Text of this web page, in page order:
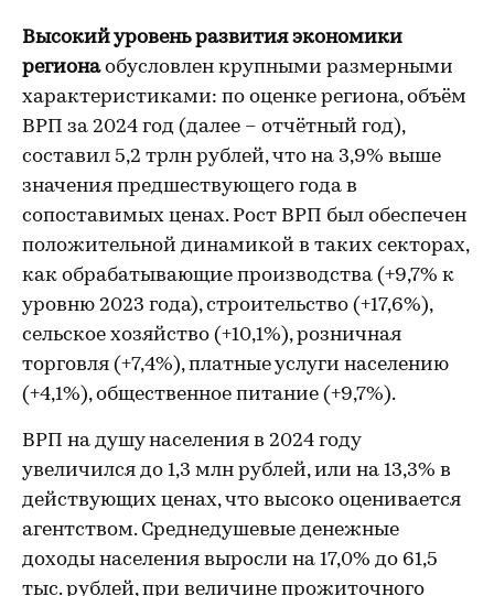
Высокий уровень развития экономики
регионаобусловлен крупными размерными
характеристиками: по оценке региона, объём
ВРП за 2024 год (далее – отчётный год),
составил 5,2 трлн рублей, что на 3,9% выше
значения предшествующего года в
сопоставимых ценах. Рост ВРП был обеспечен
положительной динамикой в таких секторах,
как обрабатывающие производства (+9,7% к
уровню 2023 года), строительство (+17,6%),
сельское хозяйство (+10,1%), розничная
торговля (+7,4%), платные услуги населению
(+4,1%), общественное питание (+9,7%).
ВРП на душу населения в 2024 году
увеличился до 1,3 млн рублей, или на 13,3% в
действующих ценах, что высоко оценивается
агентством. Среднедушевые денежные
доходы населения выросли на 17,0% до 61,5
тыс. рублей, при величине прожиточного